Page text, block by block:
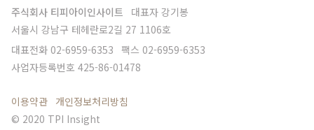
주식회사 티피아이인사이트 대표자 강기봉
서울시 강남구 테헤란로2길 27 1106호
대표전화 02-6959-6353 팩스 02-6959-6353
사업자등록번호 425-86-01478
이용약관 개인정보처리방침
© 2020 TPI Insight